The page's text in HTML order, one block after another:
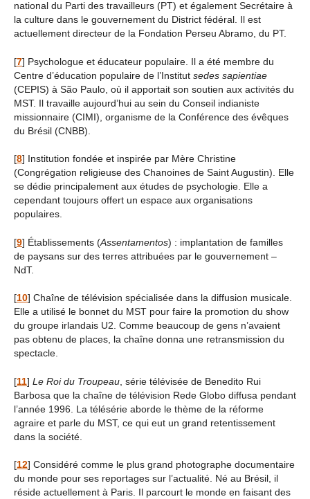
national du Parti des travailleurs (PT) et également Secrétaire à
la culture dans le gouvernement du District fédéral. Il est
actuellement directeur de la Fondation Perseu Abramo, du PT.
[7] Psychologue et éducateur populaire. Il a été membre du
Centre d’éducation populaire de l’Institut sedes sapientiae
(CEPIS) à São Paulo, où il apportait son soutien aux activités du
MST. Il travaille aujourd’hui au sein du Conseil indianiste
missionnaire (CIMI), organisme de la Conférence des évêques
du Brésil (CNBB).
[8]
Institution fondée et inspirée par Mère Christine
(Congrégation religieuse des Chanoines de Saint Augustin). Elle
se dédie principalement aux études de psychologie. Elle a
cependant toujours offert un espace aux organisations
populaires.
[9] Établissements (Assentamentos) : implantation de familles
de paysans sur des terres attribuées par le gouvernement –
NdT.
[10] Chaîne de télévision spécialisée dans la diffusion musicale.
Elle a utilisé le bonnet du MST pour faire la promotion du show
du groupe irlandais U2. Comme beaucoup de gens n’avaient
pas obtenu de places, la chaîne donna une retransmission du
spectacle.
[11] Le Roi du Troupeau , série télévisée de Benedito Rui
Barbosa que la chaîne de télévision Rede Globo diffusa pendant
l’année 1996. La télésérie aborde le thème de la réforme
agraire et parle du MST, ce qui eut un grand retentissement
dans la société.
[12] Considéré comme le plus grand photographe documentaire
du monde pour ses reportages sur l’actualité. Né au Brésil, il
réside actuellement à Paris. Il parcourt le monde en faisant des